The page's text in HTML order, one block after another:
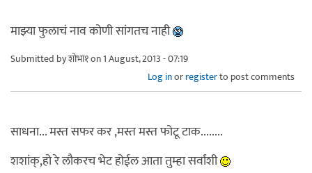
माझ्या फुलाचं नाव कोणी सांगतच नाही
Submitted byशोभा१on 1 August, 2013 - 07:19
Log inorregisterto post comments
साधना... मस्त सफर कर ,मस्त मस्त फोटू टाक........
शशांक्,हो रे लौकरच भेट होईल आता तुम्हा सर्वांशी